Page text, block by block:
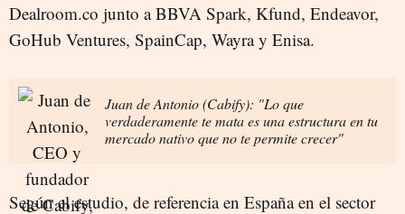
Dealroom.co junto a BBVA Spark, Kfund, Endeavor,
GoHub Ventures, SpainCap, Wayra y Enisa.
Juan de Antonio (Cabify): "Lo que
verdaderamente te mata es una estructura en tu
mercado nativo que no te permite crecer"
Según el estudio, de referencia en España en el sector